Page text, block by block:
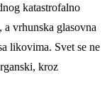
katastrofalno
a vrhunska glasovna
likovima. Svet se ne
kroz